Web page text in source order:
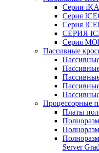
Серии
Серия
Серия
СЕРИЯ
Серия
Пассивные
Процессорные
Платы
Server